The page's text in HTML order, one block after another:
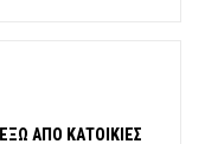
ΑΠΟ ΚΑΤΟΙΚΙΕΣ